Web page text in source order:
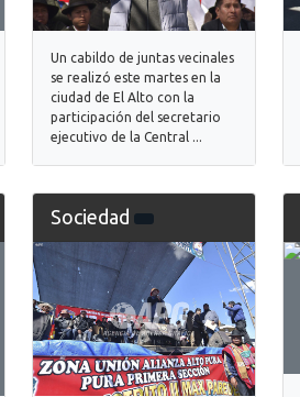
Un cabildo de juntas vecinales
se realizó este martes en la
ciudad de El Alto con la
participación del secretario
ejecutivo de la Central ...
Sociedad